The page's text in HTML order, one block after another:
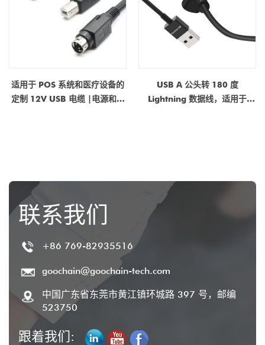
适用于 POS 系统和医疗设备的
定制 12V USB 电缆 |电源和数
USB A 公头转 180 度
Lightning 数据线，适用于
联系我们
+86 769-82935516
goochain@goochain-tech.com
中国广东省东莞市黄江镇环城路 397 号，邮编
523750
跟着我们: